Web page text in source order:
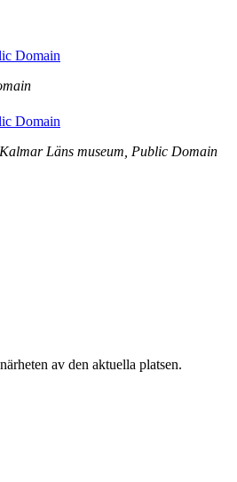
Läns museum, Public Domain
av den aktuella platsen.